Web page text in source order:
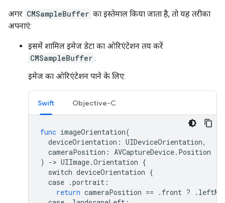
अगर CMSampleBuffer का इस्तेमाल किया जाता है, तो यह तरीका
अपनाएं:
इसमें शामिल इमेज डेटा का ओरिएंटेशन तय करें
CMSampleBuffer .
इमेज का ओरिएंटेशन पाने के लिए:
Swift Objective-C
func imageOrientation(
deviceOrientation : UIDeviceOrientation,
cameraPosition : AVCaptureDevice. Position
)
-> UIImage.Orientation {
switch deviceOrientation {
case .portrait :
return cameraPosition == . front ? .